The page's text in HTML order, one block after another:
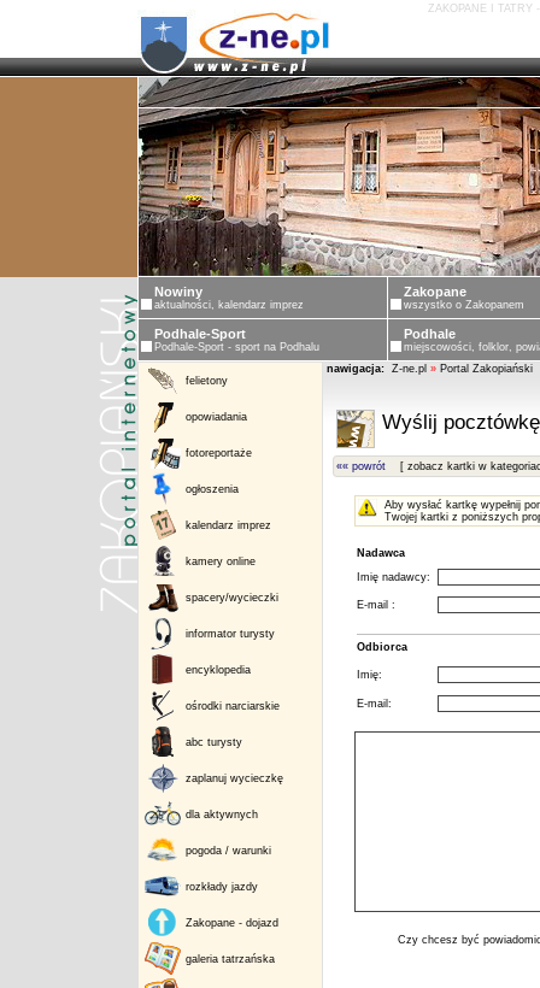
ZAKOPANE I TATRY
Nowiny
aktualności, kalendarz imprez
Zakopane
wszystko o Zakopanem
Podhale-Sport
Podhale-Sport - sport na Podhalu
Podhale
miejscowości, folklor,
felietony
opowiadania
fotoreportaże
ogłoszenia
kalendarz imprez
kamery online
spacery/wycieczki
informator turysty
encyklopedia
ośrodki narciarskie
abc turysty
zaplanuj wycieczkę
dla aktywnych
pogoda / warunki
rozkłady jazdy
Zakopane - dojazd
galeria tatrzańska
nawigacja: Z-ne.pl » Portal Zakopiański
Wyślij
«« powrót [ zobacz kartki w
Aby wysłać kartkę wypełnij
Twojej kartki z poniższych
Nadawca
Imię nadawcy:
E-mail :
Odbiorca
Imię:
E-mail:
Czy chcesz być